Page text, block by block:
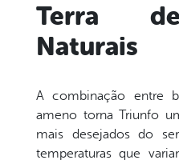
Terra
Naturais
A combinação entre
ameno torna Triunfo
mais desejados do
temperaturas que